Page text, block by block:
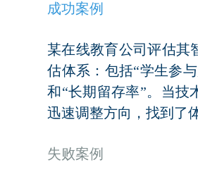
成功案例
某在线教育公司评估其
估体系：包括“学生参
和“长期留存率”。当技
迅速调整方向，找到了
失败案例